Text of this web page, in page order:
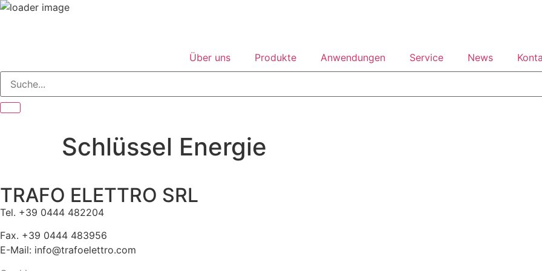
Über uns Produkte Anwendungen Service News
Schlüssel Energie
TRAFO ELETTRO SRL
Tel. +39 0444 482204
Fax. +39 0444 483956
E-Mail: info@trafoelettro.com